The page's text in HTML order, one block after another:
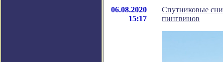
06.08.2020
15:17
Спутниковые
пингвинов